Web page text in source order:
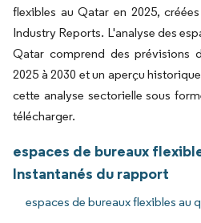
flexibles au Qatar en 2025,
Industry Reports. L'analyse des
Qatar comprend des prévisions
2025 à 2030 et un aperçu
cette analyse sectorielle sous
télécharger.
espaces de bureaux
Instantanés du rapport
espaces de bureaux flexibles au